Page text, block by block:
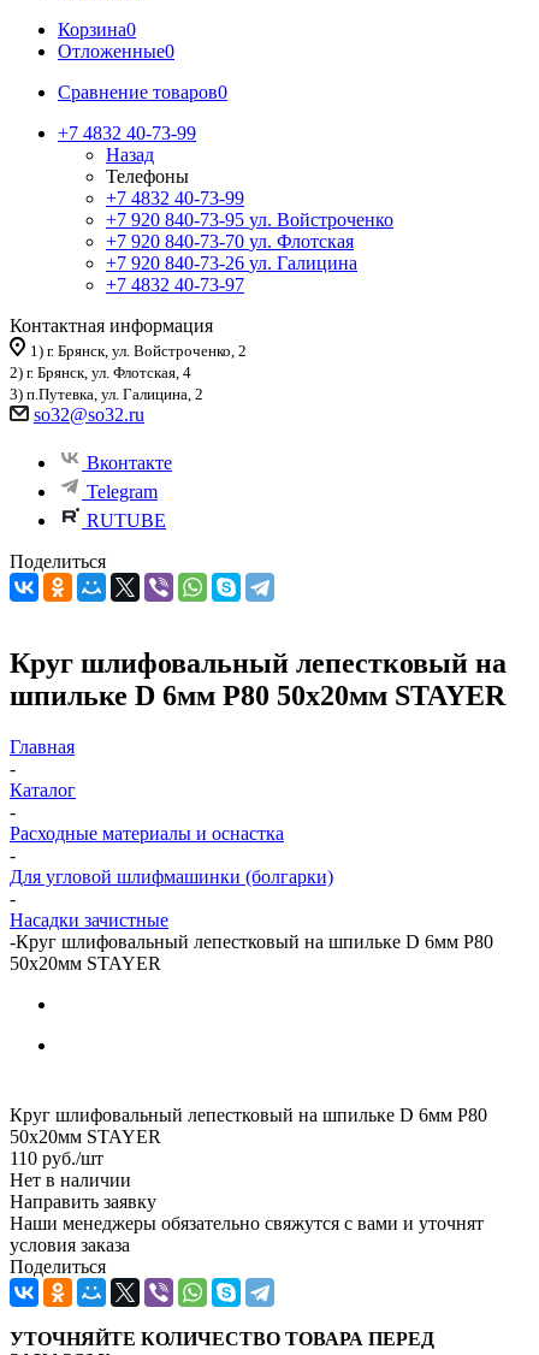
Корзина0
Отложенные0
Сравнение товаров0
+7 4832 40-73-99
Назад
Телефоны
+7 4832 40-73-99
+7 920 840-73-95 ул. Войстроченко
+7 920 840-73-70 ул. Флотская
+7 920 840-73-26 ул. Галицина
+7 4832 40-73-97
Контактная информация
1) г. Брянск, ул. Войстроченко, 2
2) г. Брянск, ул. Флотская, 4
3) п.Путевка, ул. Галицина, 2
so32@so32.ru
Вконтакте
Telegram
RUTUBE
Поделиться
Круг шлифовальный лепестковый на
шпильке D 6мм P80 50x20мм STAYER
Главная
-
Каталог
-
Расходные материалы и оснастка
-
Для угловой шлифмашинки (болгарки)
-
Насадки зачистные
-Круг шлифовальный лепестковый на шпильке D 6мм P80
50x20мм STAYER
Круг шлифовальный лепестковый на шпильке D 6мм P80
50x20мм STAYER
110 руб./шт
Нет в наличии
Направить заявку
Наши менеджеры обязательно свяжутся с вами и уточнят
условия заказа
Поделиться
УТОЧНЯЙТЕ КОЛИЧЕСТВО ТОВАРА ПЕРЕД